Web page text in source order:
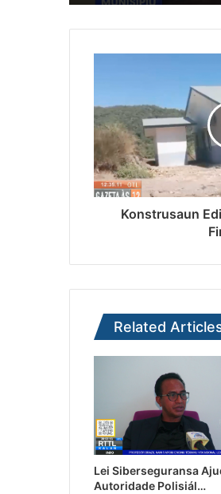
Konstrusaun
Related
Lei Siberseguransa
Autoridade Polisiál…